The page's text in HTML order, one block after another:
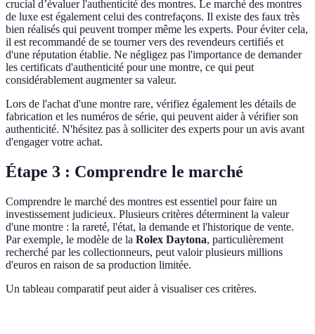
crucial d’évaluer l'authenticité des montres. Le marché des montres
de luxe est également celui des contrefaçons. Il existe des faux très
bien réalisés qui peuvent tromper même les experts. Pour éviter cela,
il est recommandé de se tourner vers des revendeurs certifiés et
d'une réputation établie. Ne négligez pas l'importance de demander
les certificats d'authenticité pour une montre, ce qui peut
considérablement augmenter sa valeur.
Lors de l'achat d'une montre rare, vérifiez également les détails de
fabrication et les numéros de série, qui peuvent aider à vérifier son
authenticité. N'hésitez pas à solliciter des experts pour un avis avant
d'engager votre achat.
Étape 3 : Comprendre le marché
Comprendre le marché des montres est essentiel pour faire un
investissement judicieux. Plusieurs critères déterminent la valeur
d'une montre : la rareté, l'état, la demande et l'historique de vente.
Par exemple, le modèle de la Rolex Daytona, particulièrement
recherché par les collectionneurs, peut valoir plusieurs millions
d'euros en raison de sa production limitée.
Un tableau comparatif peut aider à visualiser ces critères.